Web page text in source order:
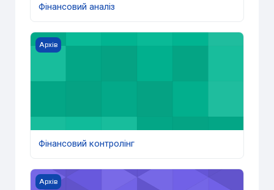
Фінансовий аналіз
Фінансовий контролінг
Архів
Фінансовий контролінг
Фінансовий контролінг з/о
Архів